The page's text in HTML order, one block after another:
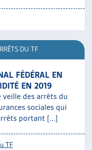
DU TF
FÉDÉRAL EN
EN 2019
veille des arrêts du
sociales qui
portant [...]
TF